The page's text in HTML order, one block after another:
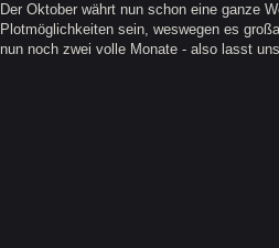
Der Oktober währt nun schon eine ganze
Plotmöglichkeiten sein, weswegen es
nun noch zwei volle Monate - also lasst